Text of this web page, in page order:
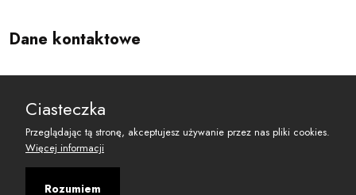
Dane kontaktowe
reset@resetobywatelski.pl
Ciasteczka
Przeglądając tą stronę, akceptujesz używanie przez nas pliki cookies.
Więcej informacji
Rozumiem